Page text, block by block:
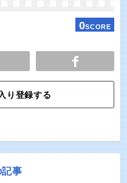
0SCORE
り登録する
事